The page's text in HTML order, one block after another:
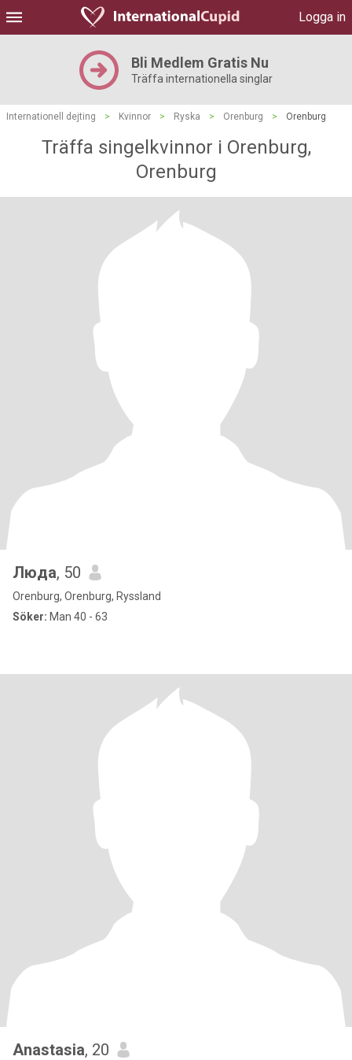
Logga in
Bli Medlem Gratis Nu
Träffa internationella singlar
Internationell dejting > Kvinnor > Ryska > Orenburg > Orenburg
Träffa singelkvinnor i Orenburg,
Orenburg
Люда, 50
Orenburg, Orenburg, Ryssland
Söker: Man 40 - 63
Anastasia, 20